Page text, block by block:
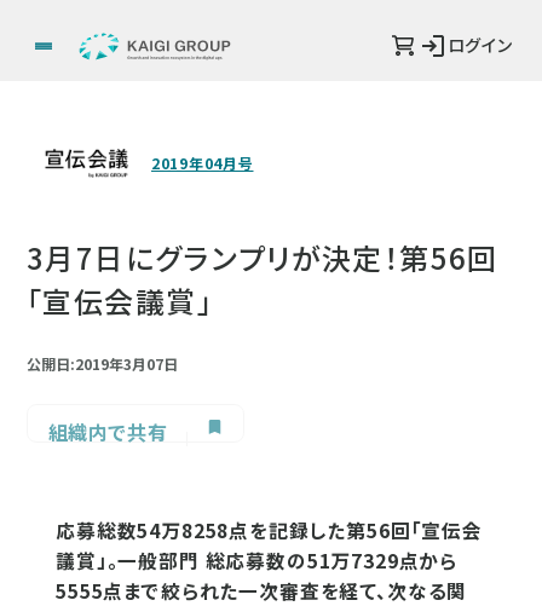
ログイン
2019年04月号
3月7日にグランプリが決定！第56回
「宣伝会議賞」
公開日:2019年3月07日
組織内で共有
応募総数54万8258点を記録した第56回「宣伝会
議賞」。一般部門 総応募数の51万7329点から
5555点まで絞られた一次審査を経て、次なる関